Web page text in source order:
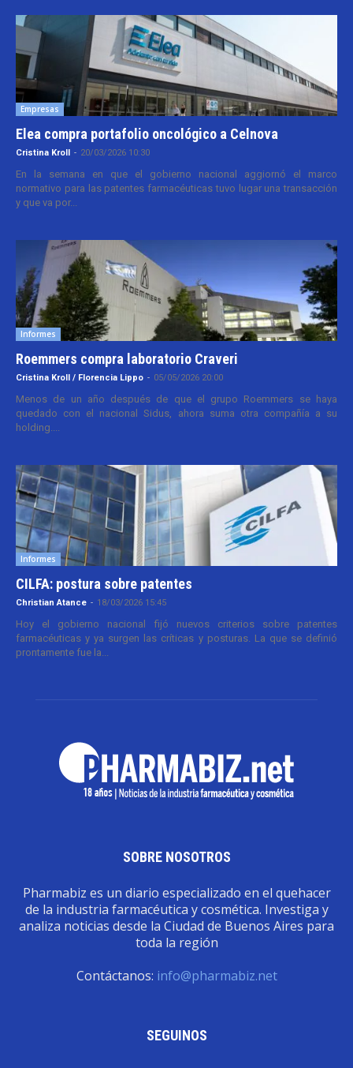
Empresas
Elea compra portafolio oncológico a Celnova
Cristina Kroll - 20/03/2026 10:30
En la semana en que el gobierno nacional aggiornó el marco
normativo para las patentes farmacéuticas tuvo lugar una transacción
y que va por...
Informes
Roemmers compra laboratorio Craveri
Cristina Kroll / Florencia Lippo - 05/05/2026 20:00
Menos de un año después de que el grupo Roemmers se haya
quedado con el nacional Sidus, ahora suma otra compañía a su
holding....
Informes
CILFA: postura sobre patentes
Christian Atance - 18/03/2026 15:45
Hoy el gobierno nacional fijó nuevos criterios sobre patentes
farmacéuticas y ya surgen las críticas y posturas. La que se definió
prontamente fue la...
SOBRE NOSOTROS
Pharmabiz es un diario especializado en el quehacer
de la industria farmacéutica y cosmética. Investiga y
analiza noticias desde la Ciudad de Buenos Aires para
toda la región
Contáctanos: info@pharmabiz.net
SEGUINOS